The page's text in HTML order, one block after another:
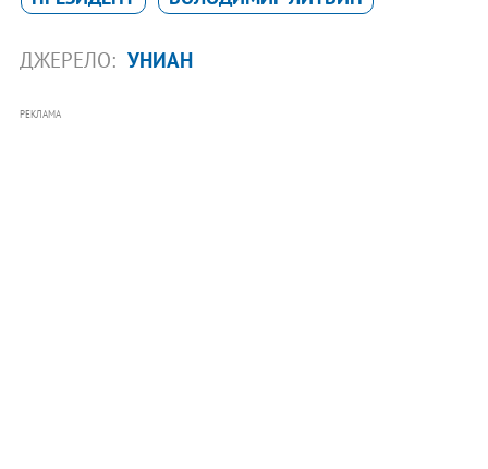
ДЖЕРЕЛО: УНИАН
РЕКЛАМА